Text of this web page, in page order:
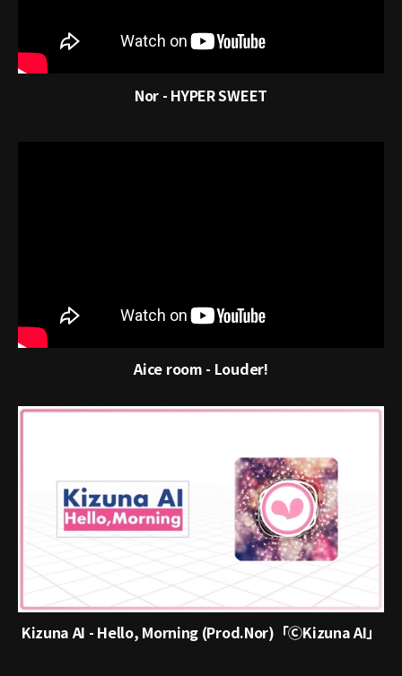
Nor - HYPER SWEET
Aice room - Louder!
Kizuna AI - Hello, Morning (Prod.Nor)「ⒸKizuna AI」